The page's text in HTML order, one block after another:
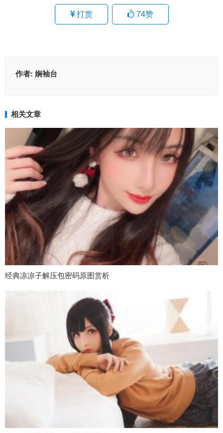
打赏 74赞
作者: 娴袖台
相关文章
经典凉凉子解压包密码原图赏析